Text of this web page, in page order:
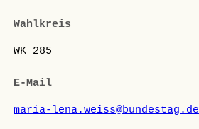
Wahlkreis
WK 285
E-Mail
maria-lena.weiss@bundestag.de